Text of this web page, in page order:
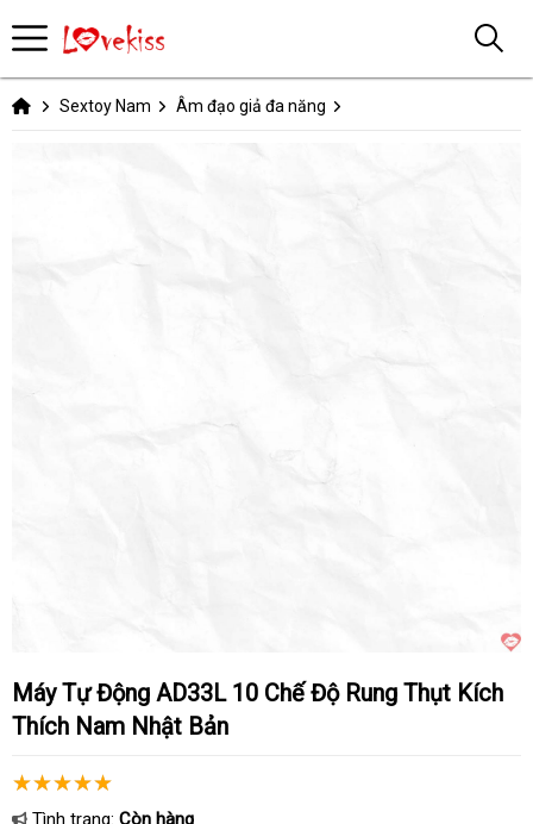
Sextoy Nam Âm đạo giả đa năng
Máy Tự Động AD33L 10 Chế Độ Rung Thụt Kích
Thích Nam Nhật Bản
Tình trạng: Còn hàng